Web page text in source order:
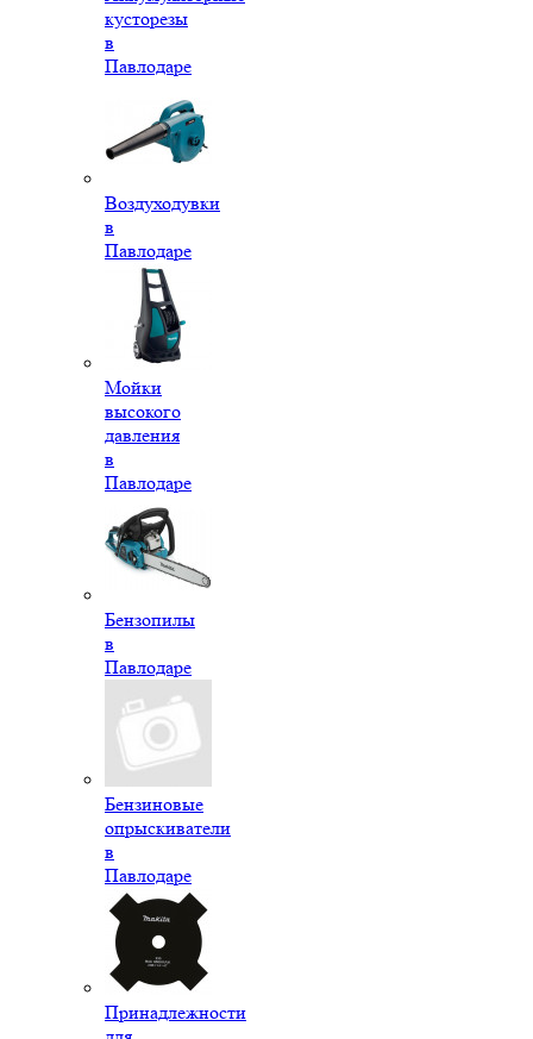
кусторезы
в
Павлодаре
Воздуходувки
в
Павлодаре
Мойки
высокого
давления
в
Павлодаре
Бензопилы
в
Павлодаре
Бензиновые
опрыскиватели
в
Павлодаре
Принадлежности